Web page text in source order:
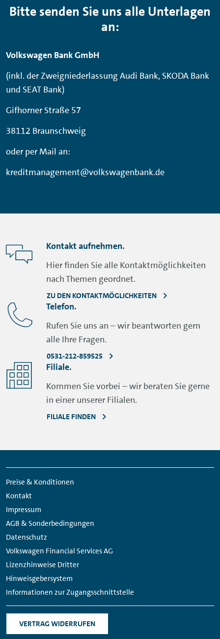
Bitte senden Sie uns alle Unterlagen
an:
Volkswagen Bank GmbH
(inkl. der Zweigniederlassung Audi Bank, SKODA Bank
und SEAT Bank)
Gifhorner Straße 57
38112 Braunschweig
oder per Mail an:
kreditmanagement@volkswagenbank.de
Kontakt aufnehmen.
Hier finden Sie alle Kontaktmöglichkeiten
nach Themen geordnet.
ZU DEN KONTAKTMÖGLICHKEITEN
Telefon.
Rufen Sie uns an – wir beantworten gern
alle Ihre Fragen.
0531-212-859525
Filiale.
Kommen Sie vorbei – wir beraten Sie gerne
in einer unserer Filialen.
FILIALE FINDEN
Navigation
Preise & Konditionen
Kontakt
Impressum
AGB & Sonderbedingungen
Datenschutz
Volkswagen Financial Services AG
Lizenzhinweise Dritter
Hinweisgebersystem
Informationen zur Zugangsschnittstelle
VERTRAG WIDERRUFEN
Media
Links